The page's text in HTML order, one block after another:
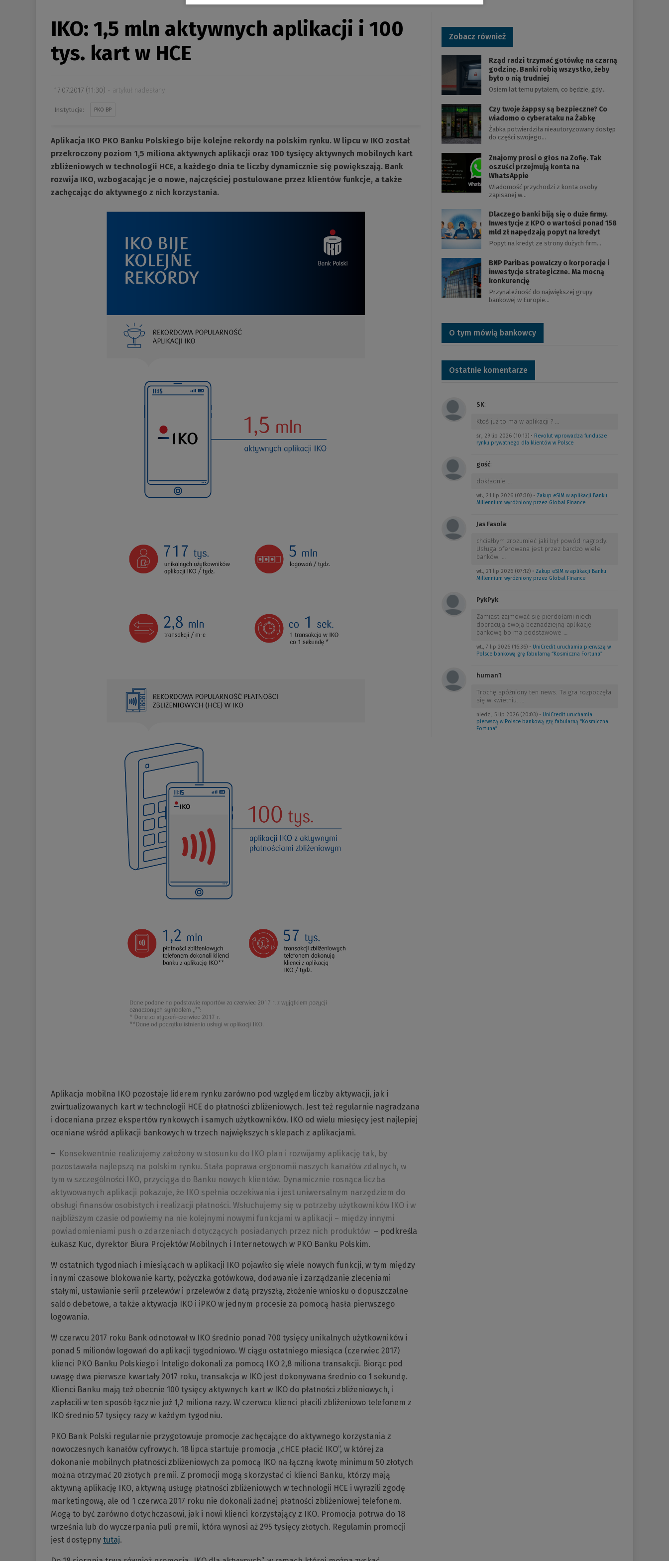
IKO: 1,5 mln aktywnych aplikacji i 100
tys. kart w HCE
17.07.2017 (11:30) artykuł nadesłany
PKO BP
Aplikacja IKO PKO Banku Polskiego bije kolejne rekordy na polskim rynku. W lipcu w IKO został
przekroczony poziom 1,5 miliona aktywnych aplikacji oraz 100 tysięcy aktywnych mobilnych kart
zbliżeniowych w technologii HCE, a każdego dnia te liczby dynamicznie się powiększają. Bank
rozwija IKO, wzbogacając je o nowe, najczęściej postulowane przez klientów funkcje, a także
zachęcając do aktywnego z nich korzystania.
Aplikacja mobilna IKO pozostaje liderem rynku zarówno pod względem liczby aktywacji, jak i
zwirtualizowanych kart w technologii HCE do płatności zbliżeniowych. Jest też regularnie nagradzana
i doceniana przez ekspertów rynkowych i samych użytkowników. IKO od wielu miesięcy jest najlepiej
oceniane wśród aplikacji bankowych w trzech największych sklepach z aplikacjami.
– Konsekwentnie realizujemy założony w stosunku do IKO plan i rozwijamy aplikację tak, by
pozostawała najlepszą na polskim rynku. Stała poprawa ergonomii naszych kanałów zdalnych, w
tym w szczególności IKO, przyciąga do Banku nowych klientów. Dynamicznie rosnąca liczba
aktywowanych aplikacji pokazuje, że IKO spełnia oczekiwania i jest uniwersalnym narzędziem do
obsługi finansów osobistych i realizacji płatności. Wsłuchujemy się w potrzeby użytkowników IKO i w
najbliższym czasie odpowiemy na nie kolejnymi nowymi funkcjami w aplikacji – między innymi
powiadomieniami push o zdarzeniach dotyczących posiadanych przez nich produktów – podkreśla
Łukasz Kuc, dyrektor Biura Projektów Mobilnych i Internetowych w PKO Banku Polskim.
W ostatnich tygodniach i miesiącach w aplikacji IKO pojawiło się wiele nowych funkcji, w tym między
innymi czasowe blokowanie karty, pożyczka gotówkowa, dodawanie i zarządzanie zleceniami
stałymi, ustawianie serii przelewów i przelewów z datą przyszłą, złożenie wniosku o dopuszczalne
saldo debetowe, a także aktywacja IKO i iPKO w jednym procesie za pomocą hasła pierwszego
logowania.
W czerwcu 2017 roku Bank odnotował w IKO średnio ponad 700 tysięcy unikalnych użytkowników i
ponad 5 milionów logowań do aplikacji tygodniowo. W ciągu ostatniego miesiąca (czerwiec 2017)
klienci PKO Banku Polskiego i Inteligo dokonali za pomocą IKO 2,8 miliona transakcji. Biorąc pod
uwagę dwa pierwsze kwartały 2017 roku, transakcja w IKO jest dokonywana średnio co 1 sekundę.
Klienci Banku mają też obecnie 100 tysięcy aktywnych kart w IKO do płatności zbliżeniowych, i
zapłacili w ten sposób łącznie już 1,2 miliona razy. W czerwcu klienci płacili zbliżeniowo telefonem z
IKO średnio 57 tysięcy razy w każdym tygodniu.
PKO Bank Polski regularnie przygotowuje promocje zachęcające do aktywnego korzystania z
nowoczesnych kanałów cyfrowych. 18 lipca startuje promocja „cHCE płacić IKO”, w której za
dokonanie mobilnych płatności zbliżeniowych za pomocą IKO na łączną kwotę minimum 50 złotych
można otrzymać 20 złotych premii. Z promocji mogą skorzystać ci klienci Banku, którzy mają
aktywną aplikację IKO, aktywną usługę płatności zbliżeniowych w technologii HCE i wyrazili zgodę
marketingową, ale od 1 czerwca 2017 roku nie dokonali żadnej płatności zbliżeniowej telefonem.
Mogą to być zarówno dotychczasowi, jak i nowi klienci korzystający z IKO. Promocja potrwa do 18
września lub do wyczerpania puli premii, która wynosi aż 295 tysięcy złotych. Regulamin promocji
jest dostępny tutaj.
Zobacz również
Rząd radzi trzymać gotówkę na czarną
godzinę. Banki robią wszystko, żeby
było o nią trudniej
Osiem lat temu pytałem, co będzie, gdy…
Czy twoje żappsy są bezpieczne? Co
wiadomo o cyberataku na Żabkę
Żabka potwierdziła nieautoryzowany dostęp
do części swojego…
Znajomy prosi o głos na Zofię. Tak
oszuści przejmują konta na
WhatsAppie
Wiadomość przychodzi z konta osoby
zapisanej w…
Dlaczego banki biją się o duże firmy.
Inwestycje z KPO o wartości ponad 158
mld zł napędzają popyt na kredyt
Popyt na kredyt ze strony dużych firm…
BNP Paribas powalczy o korporacje i
inwestycje strategiczne. Ma mocną
konkurencję
Przynależność do największej grupy
bankowej w Europie…
O tym mówią bankowcy
Ostatnie komentarze
SK:
Ktoś już to ma w aplikacji ? …
śr., 29 lip 2026 (10:13)• Revolut wprowadza fundusze
rynku prywatnego dla klientów w Polsce
gość:
dokładnie …
wt., 21 lip 2026 (07:30)• Zakup eSIM w aplikacji Banku
Millennium wyróżniony przez Global Finance
Jas Fasola:
chciałbym zrozumieć jaki był powód nagrody.
Usługa oferowana jest przez bardzo wiele
banków. …
wt., 21 lip 2026 (07:12)• Zakup eSIM w aplikacji Banku
Millennium wyróżniony przez Global Finance
PykPyk:
Zamiast zajmować się pierdołami niech
dopracują swoją beznadziejną aplikację
bankową bo ma podstawowe …
wt., 7 lip 2026 (16:36)• UniCredit uruchamia pierwszą w
Polsce bankową grę fabularną “Kosmiczna Fortuna”
human1:
Trochę spóźniony ten news. Ta gra rozpoczęła
się w kwietniu. …
niedz., 5 lip 2026 (20:03)• UniCredit uruchamia
pierwszą w Polsce bankową grę fabularną “Kosmiczna
Fortuna”
s
-